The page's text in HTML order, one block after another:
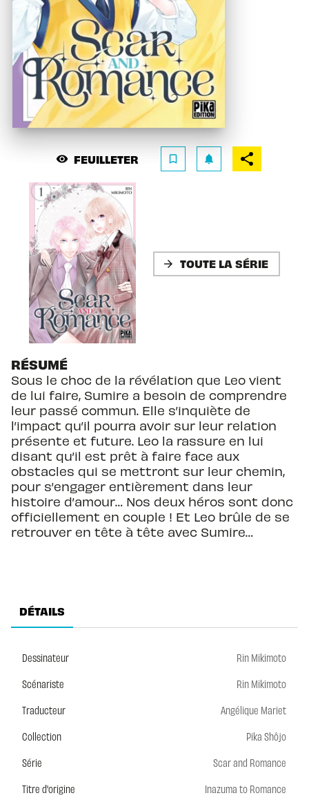
visibility FEUILLETER bookmark_border notifications
arrow_forward TOUTE LA SÉRIE
RÉSUMÉ
Sous le choc de la révélation que Leo vient
de lui faire, Sumire a besoin de comprendre
leur passé commun. Elle s’inquiète de
l’impact qu’il pourra avoir sur leur relation
présente et future. Leo la rassure en lui
disant qu’il est prêt à faire face aux
obstacles qui se mettront sur leur chemin,
pour s’engager entièrement dans leur
histoire d’amour… Nos deux héros sont donc
officiellement en couple ! Et Leo brûle de se
retrouver en tête à tête avec Sumire…
DÉTAILS
Dessinateur
Rin Mikimoto
Scénariste
Rin Mikimoto
Traducteur
Angélique Mariet
Collection
Pika Shôjo
Série
Scar and Romance
Titre d'origine
Inazuma to Romance